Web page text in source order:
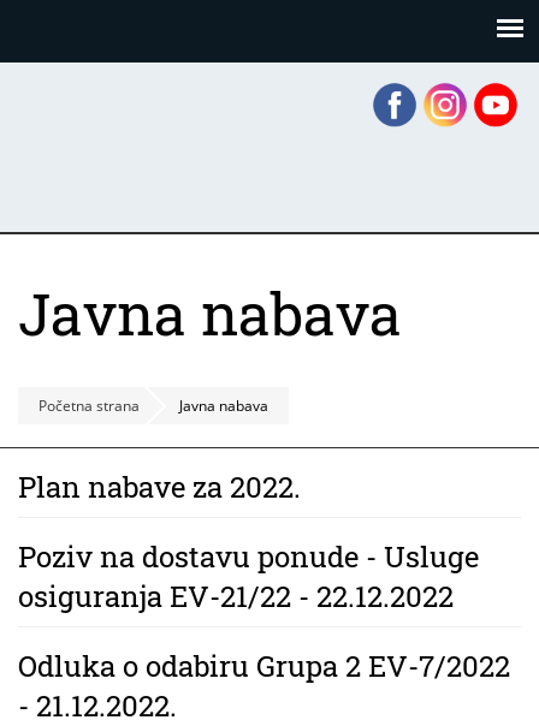
Javna nabava
Početna strana Javna nabava
Plan nabave za 2022.
Poziv na dostavu ponude - Usluge
osiguranja EV-21/22 - 22.12.2022
Odluka o odabiru Grupa 2 EV-7/2022
- 21.12.2022.